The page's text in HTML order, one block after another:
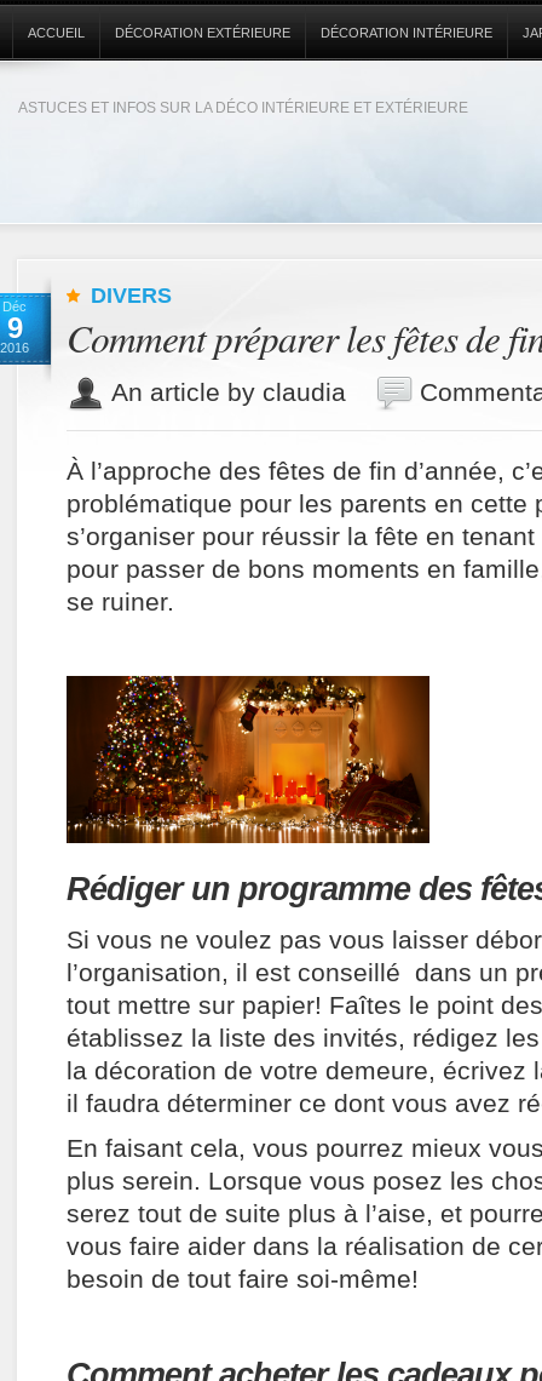
ASTUCES ET INFOS SUR LA DÉCO INTÉRIEURE ET EXTÉRIEURE
ACCUEIL DÉCORATION EXTÉRIEURE DÉCORATION INTÉRIEURE
Déc
9
2016
DIVERS
Comment préparer les fêtes de
An article by claudia
À l’approche des fêtes de fin d’année,
problématique pour les parents en cette
s’organiser pour réussir la fête en
pour passer de bons moments en
se ruiner.
Rédiger un programme des
Si vous ne voulez pas vous laisser
l’organisation, il est conseillé dans un
tout mettre sur papier! Faîtes le point
établissez la liste des invités, rédigez
la décoration de votre demeure,
il faudra déterminer ce dont vous avez
En faisant cela, vous pourrez mieux
plus serein. Lorsque vous posez les
serez tout de suite plus à l’aise, et
vous faire aider dans la réalisation de
besoin de tout faire soi-même!